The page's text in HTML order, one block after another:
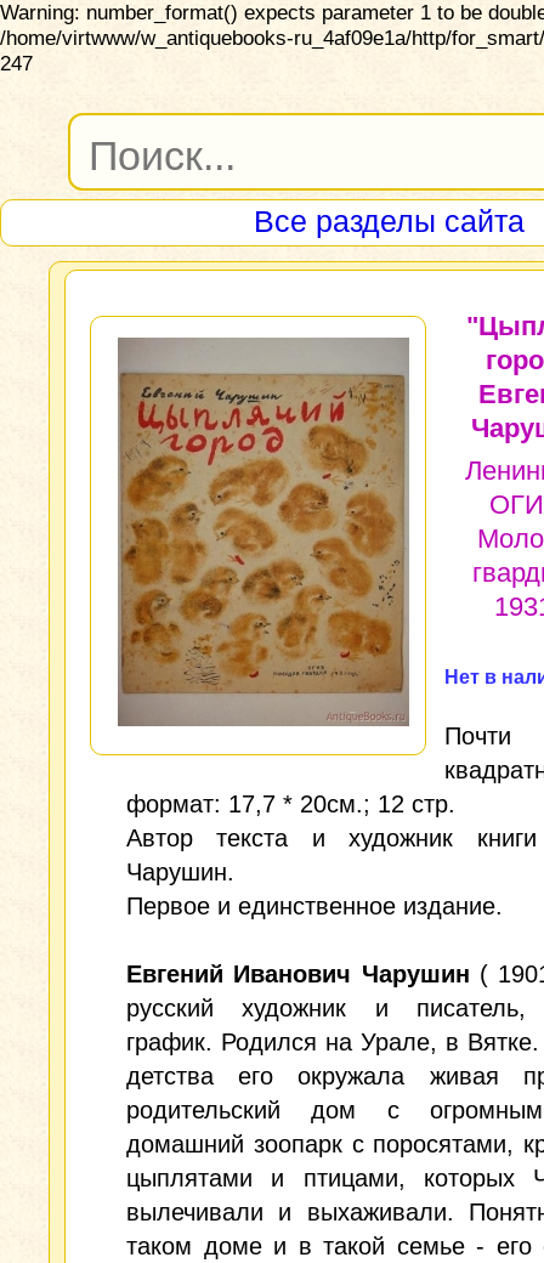
Warning: number_format() expects parameter 1 to be
/home/virtwww/w_antiquebooks-ru_4af09e1a/http/
247
Все разделы сайта
Нет в
Почти
формат: 17,7 * 20см.; 12 стр.
Автор текста и художник книги
Чарушин.
Первое и единственное издание.
Евгений Иванович Чарушин (
русский художник и писатель,
график. Родился на Урале, в
детства его окружала живая
родительский дом с
домашний зоопарк с поросятами,
цыплятами и птицами, которых
вылечивали и выхаживали.
таком доме и в такой семье - его